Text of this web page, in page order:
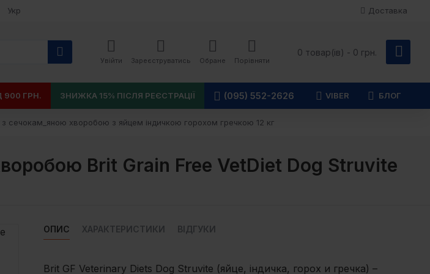
Укр Доставка
Увійти Зареєструватись Обране Порівняти
0 товар(ів) - 0 грн.
900 ГРН. ЗНИЖКА 15% ПІСЛЯ РЕЄСТРАЦІЇ (095) 552-2626 VIBER БЛОГ
сечокам_яною хворобою з яйцем індичкою горохом гречкою 12 кг
Brit Grain Free VetDiet Dog Struvite
ОПИС ХАРАКТЕРИСТИКИ ВІДГУКИ
Brit GF Veterinary Diets Dog Struvite (яйце, індичка, горох и гречка) –